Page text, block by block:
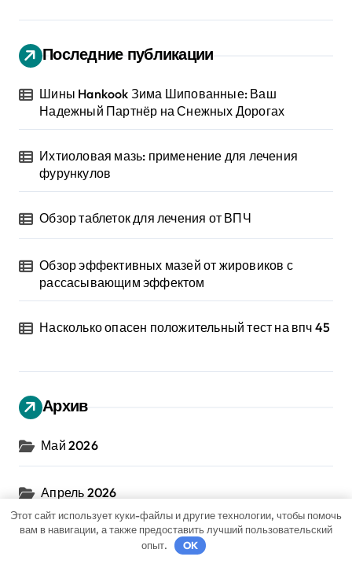
Последние публикации
Шины Hankook Зима Шипованные: Ваш
Надежный Партнёр на Снежных Дорогах
Ихтиоловая мазь: применение для лечения
фурункулов
Обзор таблеток для лечения от ВПЧ
Обзор эффективных мазей от жировиков с
рассасывающим эффектом
Насколько опасен положительный тест на впч 45
Архив
Май 2026
Апрель 2026
Ноябрь 2024
Этот сайт использует куки-файлы и другие технологии, чтобы помочь
вам в навигации, а также предоставить лучший пользовательский
опыт.
OK